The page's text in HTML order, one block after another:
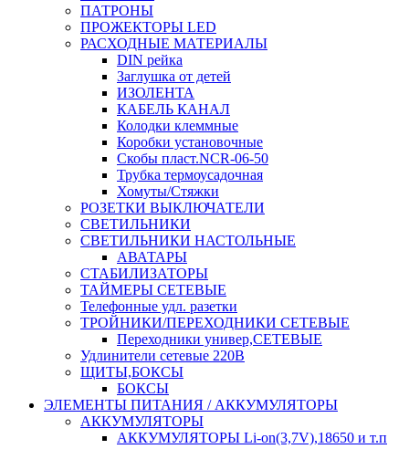
ПАТРОНЫ
ПРОЖЕКТОРЫ LED
РАСХОДНЫЕ МАТЕРИАЛЫ
DIN рейка
Заглушка от детей
ИЗОЛЕНТА
КАБЕЛЬ КАНАЛ
Колодки клеммные
Коробки установочные
Скобы пласт.NCR-06-50
Трубка термоусадочная
Хомуты/Стяжки
РОЗЕТКИ ВЫКЛЮЧАТЕЛИ
СВЕТИЛЬНИКИ
СВЕТИЛЬНИКИ НАСТОЛЬНЫЕ
АВАТАРЫ
СТАБИЛИЗАТОРЫ
ТАЙМЕРЫ СЕТЕВЫЕ
Телефонные удл. разетки
ТРОЙНИКИ/ПЕРЕХОДНИКИ СЕТЕВЫЕ
Переходники универ,СЕТЕВЫЕ
Удлинители сетевые 220В
ЩИТЫ,БОКСЫ
БОКСЫ
ЭЛЕМЕНТЫ ПИТАНИЯ / АККУМУЛЯТОРЫ
АККУМУЛЯТОРЫ
АККУМУЛЯТОРЫ Li-on(3,7V),18650 и т.п